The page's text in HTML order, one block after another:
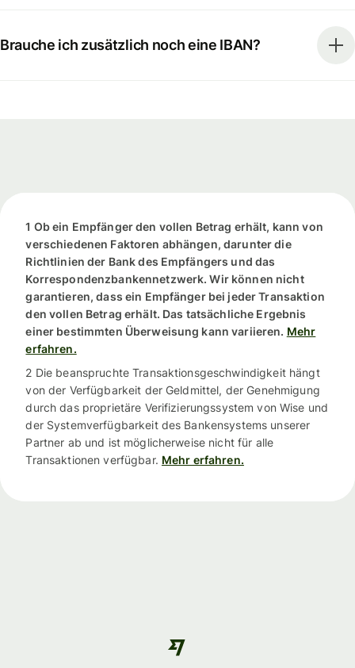
Brauche ich zusätzlich noch eine IBAN?
1 Ob ein Empfänger den vollen Betrag erhält, kann von
verschiedenen Faktoren abhängen, darunter die
Richtlinien der Bank des Empfängers und das
Korrespondenzbankennetzwerk. Wir können nicht
garantieren, dass ein Empfänger bei jeder Transaktion
den vollen Betrag erhält. Das tatsächliche Ergebnis
einer bestimmten Überweisung kann variieren. Mehr
erfahren.
2 Die beanspruchte Transaktionsgeschwindigkeit hängt
von der Verfügbarkeit der Geldmittel, der Genehmigung
durch das proprietäre Verifizierungssystem von Wise und
der Systemverfügbarkeit des Bankensystems unserer
Partner ab und ist möglicherweise nicht für alle
Transaktionen verfügbar. Mehr erfahren.